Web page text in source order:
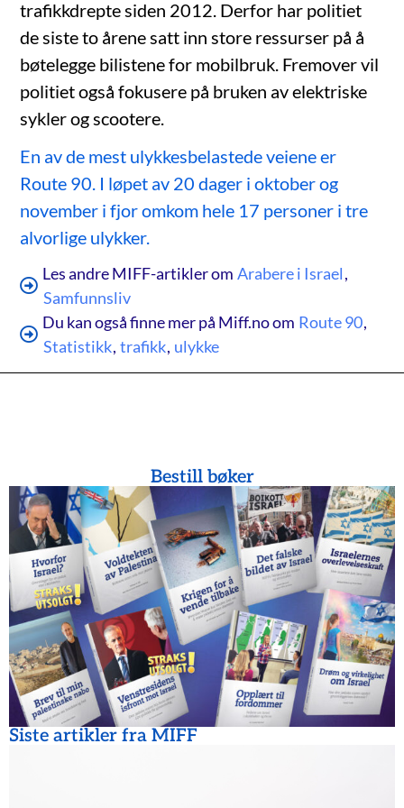
trafikkdrepte siden 2012. Derfor har politiet
de siste to årene satt inn store ressurser på å
bøtelegge bilistene for mobilbruk. Fremover vil
politiet også fokusere på bruken av elektriske
sykler og scootere.
En av de mest ulykkesbelastede veiene er
Route 90. I løpet av 20 dager i oktober og
november i fjor omkom hele 17 personer i tre
alvorlige ulykker.
Les andre MIFF-artikler om Arabere i Israel,
Samfunnsliv
Du kan også finne mer på Miff.no om Route 90,
Statistikk, trafikk, ulykke
Bestill bøker
Siste artikler fra MIFF